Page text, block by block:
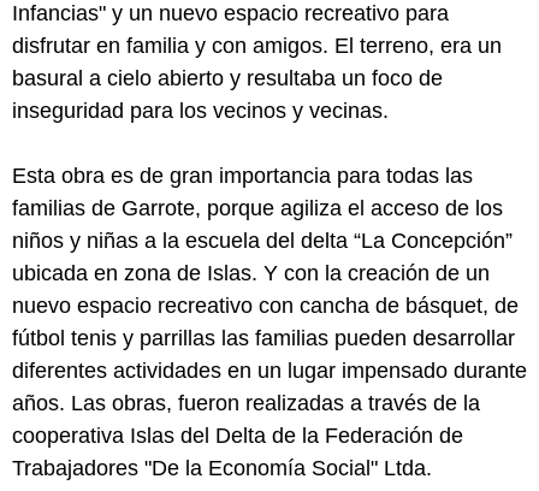
Infancias" y un nuevo espacio recreativo para
disfrutar en familia y con amigos. El terreno, era un
basural a cielo abierto y resultaba un foco de
inseguridad para los vecinos y vecinas.
Esta obra es de gran importancia para todas las
familias de Garrote, porque agiliza el acceso de los
niños y niñas a la escuela del delta “La Concepción”
ubicada en zona de Islas. Y con la creación de un
nuevo espacio recreativo con cancha de básquet, de
fútbol tenis y parrillas las familias pueden desarrollar
diferentes actividades en un lugar impensado durante
años. Las obras, fueron realizadas a través de la
cooperativa Islas del Delta de la Federación de
Trabajadores "De la Economía Social" Ltda.